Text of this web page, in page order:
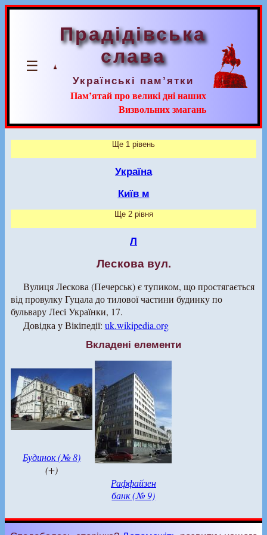
☰
Прадідівська
слава
Українські пам’ятки
Пам’ятай про великі дні наших
Визвольних змагань
Ще 1 рівень
Україна
Київ м
Ще 2 рівня
Л
Лескова вул.
Вулиця Лескова (Печерськ) є тупиком, що простягається
від провулку Гуцала до тилової частини будинку по
бульвару Лесі Українки, 17.
Довідка у Вікіпедії: uk.wikipedia.org
Вкладені елементи
Будинок (№ 8)
(+)
Раффайзен
банк (№ 9)